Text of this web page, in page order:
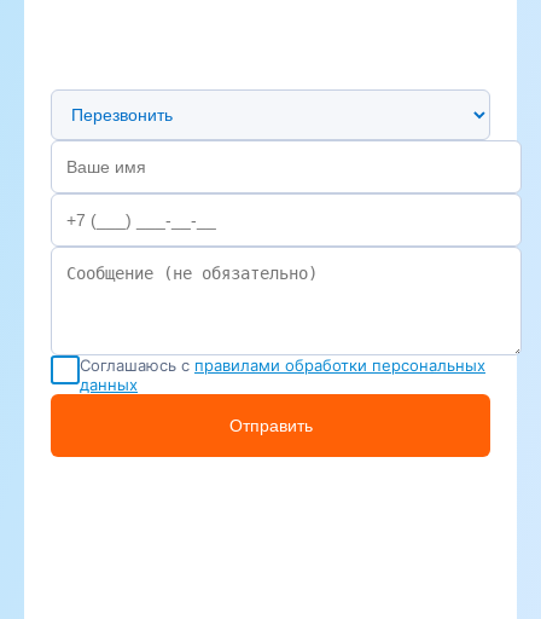
Предпочтительный способ связи
Соглашаюсь с правилами обработки персональных
данных
Отправить